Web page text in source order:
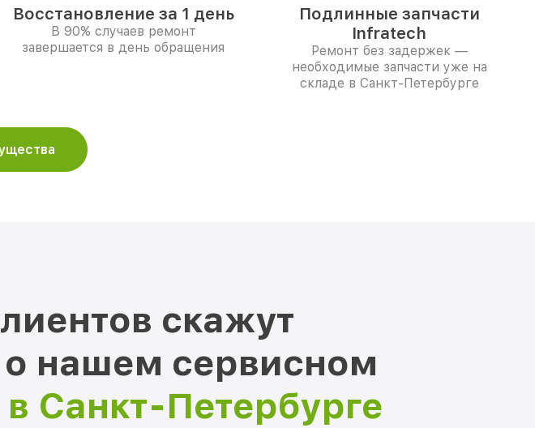
Восстановление за 1 день
В 90% случаев ремонт
завершается в день обращения
Подлинные запчасти
Infratech
Ремонт без задержек —
необходимые запчасти уже на
складе в Санкт-Петербурге
скажут
нашем сервисном
Санкт-Петербурге